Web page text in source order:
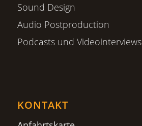
Sound Design
Audio Postproduction
Podcasts und Videointerviews
KONTAKT